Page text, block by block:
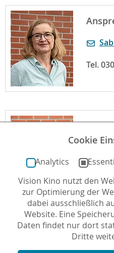
Tel.
Cookie
Analytics
Vision Kino nutzt den
zur Optimierung der
dabei ausschließlich
Website. Eine
Daten findet nur dort
Dritte